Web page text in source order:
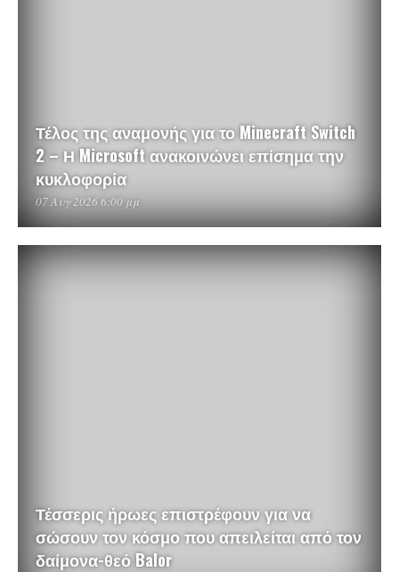
Τέλος της αναμονής για το Minecraft Switch
2 – Η Microsoft ανακοινώνει επίσημα την
κυκλοφορία
07 Αυγ 2026 6:00 μμ
Τέσσερις ήρωες επιστρέφουν για να
σώσουν τον κόσμο που απειλείται από τον
δαίμονα-θεό Balor